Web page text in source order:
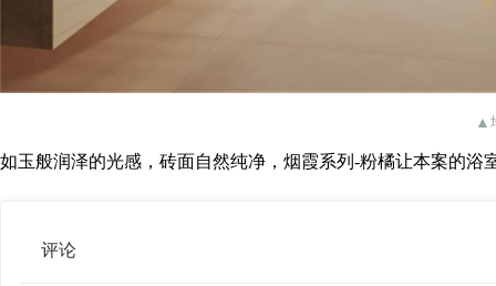
▲
如玉般润泽的光感，砖面自然纯净，烟霞系列-粉橘让本案的
评论